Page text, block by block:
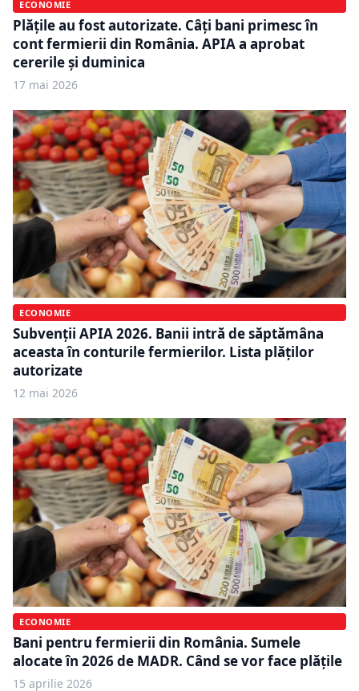
ECONOMIE
Plățile au fost autorizate. Câți bani primesc în
cont fermierii din România. APIA a aprobat
cererile și duminica
17 mai 2026
ECONOMIE
Subvenții APIA 2026. Banii intră de săptămâna
aceasta în conturile fermierilor. Lista plăților
autorizate
12 mai 2026
ECONOMIE
Bani pentru fermierii din România. Sumele
alocate în 2026 de MADR. Când se vor face plățile
15 aprilie 2026